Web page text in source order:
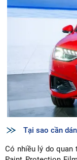
Tại sao cần
Có nhiều lý do quan